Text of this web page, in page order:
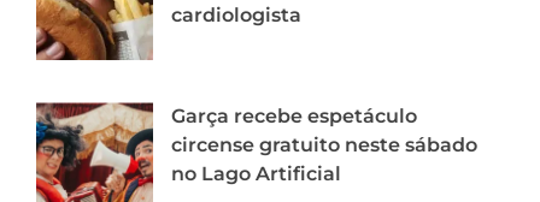
cardiologista
Garça recebe espetáculo
circense gratuito neste sábado
no Lago Artificial